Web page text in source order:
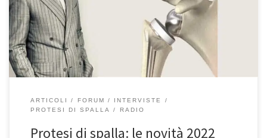
9:40 su Teleradiostereo Se avete perso l’intervista, riascoltatela
qui. Buon ascolto” Francesco buongiorno! Ciao Valentina come
stai? Bene, […]
ARTICOLI FORUM
INTERVISTE
PROTESI DI SPALLA
RADIO
Protesi di spalla: le novità 2022